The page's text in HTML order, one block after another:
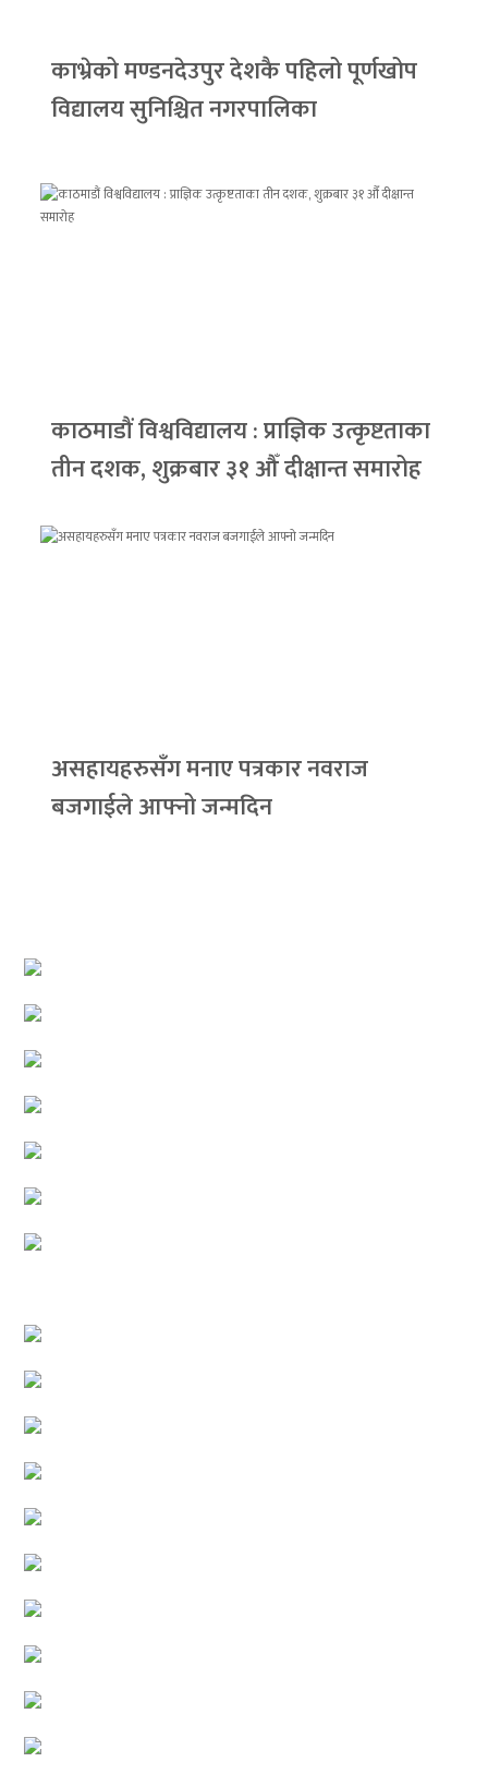
काभ्रेको मण्डनदेउपुर देशकै पहिलो पूर्णखोप
विद्यालय सुनिश्चित नगरपालिका
काठमाडौं विश्वविद्यालय : प्राज्ञिक उत्कृष्टताका
तीन दशक, शुक्रबार ३१ औँ दीक्षान्त समारोह
असहायहरुसँग मनाए पत्रकार नवराज
बजगाईले आफ्नो जन्मदिन